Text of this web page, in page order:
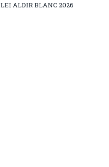
LEI ALDIR BLANC 2026